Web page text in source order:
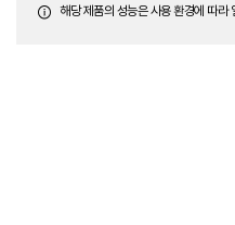
해당 제품의 성능은 사용 환경에 따라